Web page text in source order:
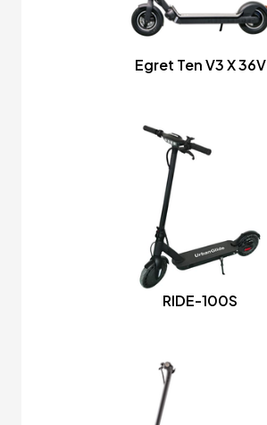
Egret Ten V3 X 36V
RIDE-100S